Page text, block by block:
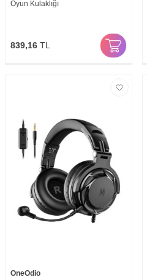
Oyun Kulaklığı
839,16 TL
OneOdio